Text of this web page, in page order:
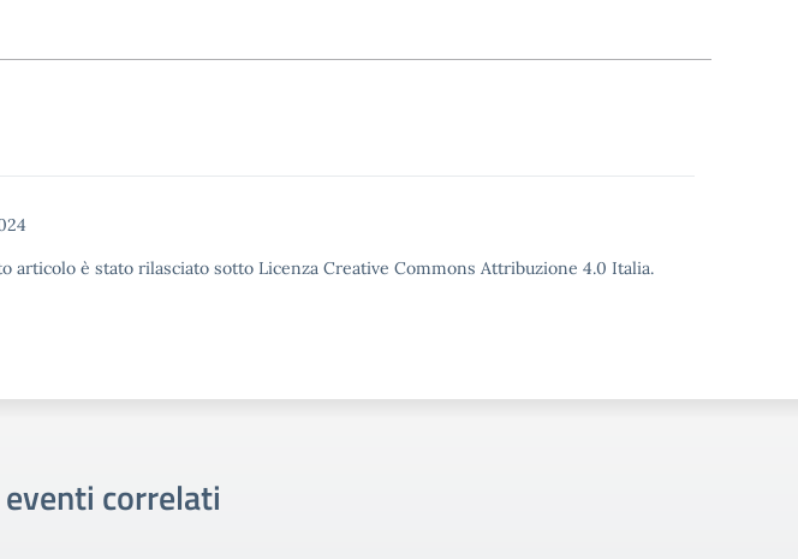
articolo è stato rilasciato sotto Licenza Creative Commons Attribuzione 4.0 Italia.
correlati